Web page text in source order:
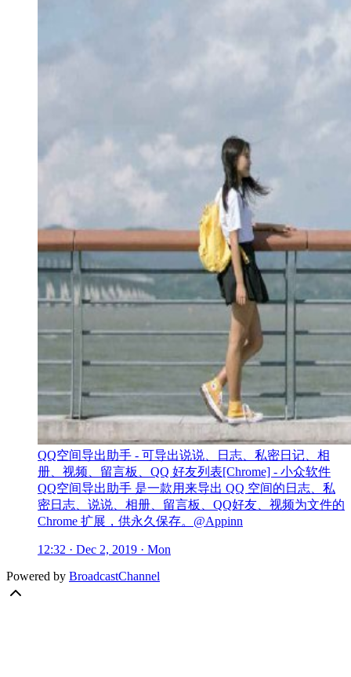
QQ空间导出助手 - 可导出说说、日志、私密日记、相
册、视频、留言板、QQ 好友列表[Chrome] - 小众软件
QQ空间导出助手 是一款用来导出 QQ 空间的日志、私
密日志、说说、相册、留言板、QQ好友、视频为文件的
Chrome 扩展，供永久保存。@Appinn
12:32 · Dec 2, 2019 · Mon
Powered by BroadcastChannel